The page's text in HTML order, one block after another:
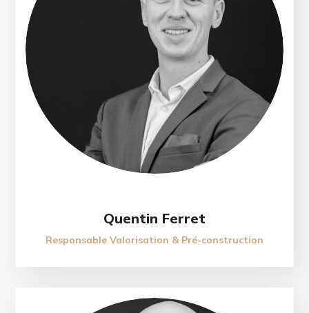
Quentin Ferret
Responsable Valorisation & Pré-construction